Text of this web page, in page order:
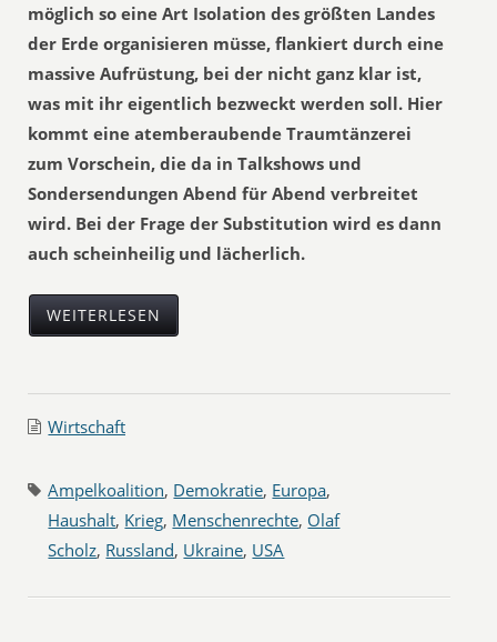
möglich so eine Art Isolation des größten Landes
der Erde organisieren müsse, flankiert durch eine
massive Aufrüstung, bei der nicht ganz klar ist,
was mit ihr eigentlich bezweckt werden soll. Hier
kommt eine atemberaubende Traumtänzerei
zum Vorschein, die da in Talkshows und
Sondersendungen Abend für Abend verbreitet
wird. Bei der Frage der Substitution wird es dann
auch scheinheilig und lächerlich.
WEITERLESEN
Wirtschaft
Ampelkoalition, Demokratie, Europa,
Haushalt, Krieg, Menschenrechte, Olaf
Scholz, Russland, Ukraine, USA